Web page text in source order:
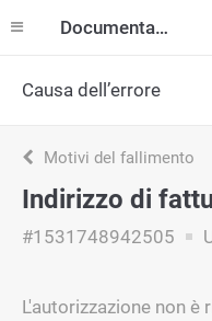
Documentazione
Causa dell’errore
Motivi del fallimento
Indirizzo di
#1531748942505
L'autorizzazione non